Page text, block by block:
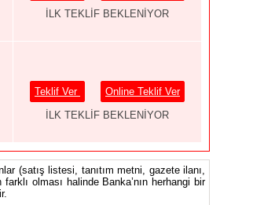
İLK TEKLİF BEKLENİYOR
Teklif Ver
Online Teklif Ver
İLK TEKLİF BEKLENİYOR
(satış listesi, tanıtım metni, gazete ilanı,
olması halinde Banka’nın herhangi bir